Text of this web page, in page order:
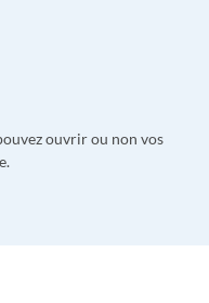
ouvrir ou non vos